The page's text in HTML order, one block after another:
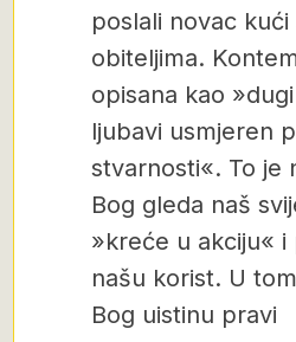
poslali novac kući
obiteljima.
opisana kao
ljubavi usmjeren
stvarnosti«. To je
Bog gleda naš
»kreće u akciju« i
našu korist. U
Bog uistinu pravi